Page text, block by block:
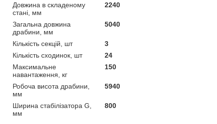
Довжина в складеному
стані, мм
2240
Загальна довжина
драбини, мм
5040
Кількість секцій, шт
3
Кількість сходинок, шт
24
Максимальне
навантаження, кг
150
Робоча висота драбини,
мм
5940
Ширина стабілізатора G,
мм
800